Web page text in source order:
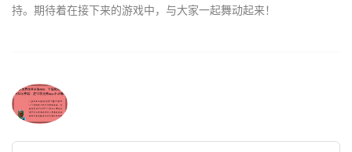
持。期待着在接下来的游戏中，与大家一起舞动起来！